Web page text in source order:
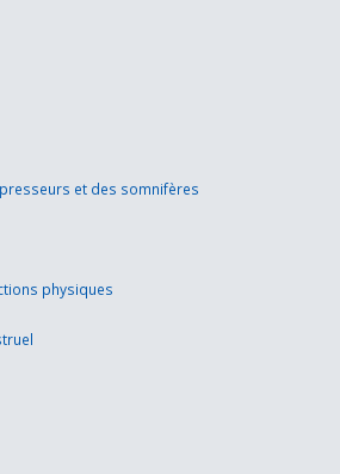
et des somnifères
physiques